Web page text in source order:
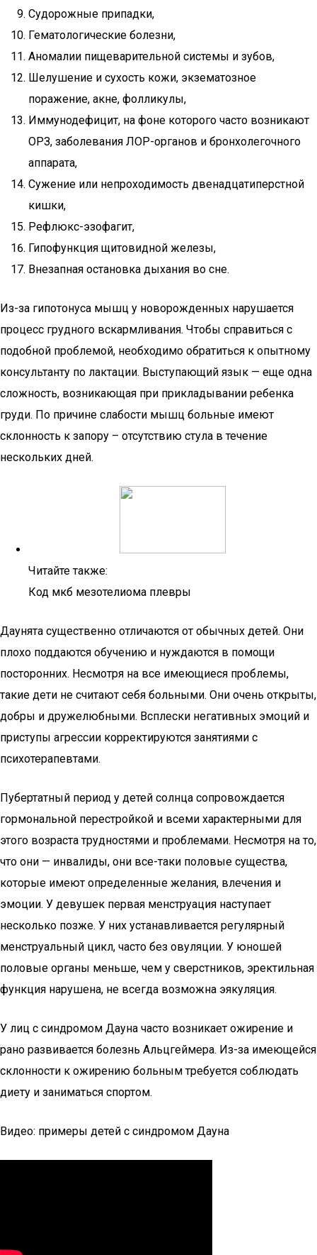
Судорожные припадки,
Гематологические болезни,
Аномалии пищеварительной системы и зубов,
Шелушение и сухость кожи, экзематозное
поражение, акне, фолликулы,
Иммунодефицит, на фоне которого часто возникают
ОРЗ, заболевания ЛОР-органов и бронхолегочного
аппарата,
Сужение или непроходимость двенадцатиперстной
кишки,
Рефлюкс-эзофагит,
Гипофункция щитовидной железы,
Внезапная остановка дыхания во сне.
Из-за гипотонуса мышц у новорожденных нарушается
процесс грудного вскармливания. Чтобы справиться с
подобной проблемой, необходимо обратиться к опытному
консультанту по лактации. Выступающий язык — еще одна
сложность, возникающая при прикладывании ребенка
груди. По причине слабости мышц больные имеют
склонность к запору – отсутствию стула в течение
нескольких дней.
Читайте также:
Код мкб мезотелиома плевры
Даунята существенно отличаются от обычных детей. Они
плохо поддаются обучению и нуждаются в помощи
посторонних. Несмотря на все имеющиеся проблемы,
такие дети не считают себя больными. Они очень открыты,
добры и дружелюбными. Всплески негативных эмоций и
приступы агрессии корректируются занятиями с
психотерапевтами.
Пубертатный период у детей солнца сопровождается
гормональной перестройкой и всеми характерными для
этого возраста трудностями и проблемами. Несмотря на то,
что они — инвалиды, они все-таки половые существа,
которые имеют определенные желания, влечения и
эмоции. У девушек первая менструация наступает
несколько позже. У них устанавливается регулярный
менструальный цикл, часто без овуляции. У юношей
половые органы меньше, чем у сверстников, эректильная
функция нарушена, не всегда возможна эякуляция.
У лиц с синдромом Дауна часто возникает ожирение и
рано развивается болезнь Альцгеймера. Из-за имеющейся
склонности к ожирению больным требуется соблюдать
диету и заниматься спортом.
Видео: примеры детей с синдромом Дауна